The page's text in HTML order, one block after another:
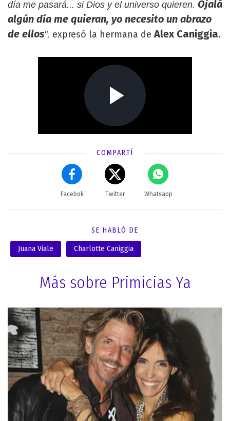
día me pasará... si Dios y el universo quieren. Ojalá
algún día me quieran, yo necesito un abrazo
de ellos", expresó la hermana de Alex Caniggia.
COMPARTÍ
Facebok Twitter Whatsapp
SE HABLÓ DE
Juana Viale Charlotte Caniggia
Más sobre Primicias Ya